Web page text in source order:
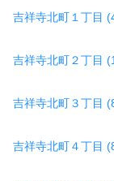
吉祥寺北町１丁目
吉祥寺北町２丁目
吉祥寺北町３丁目
吉祥寺北町４丁目